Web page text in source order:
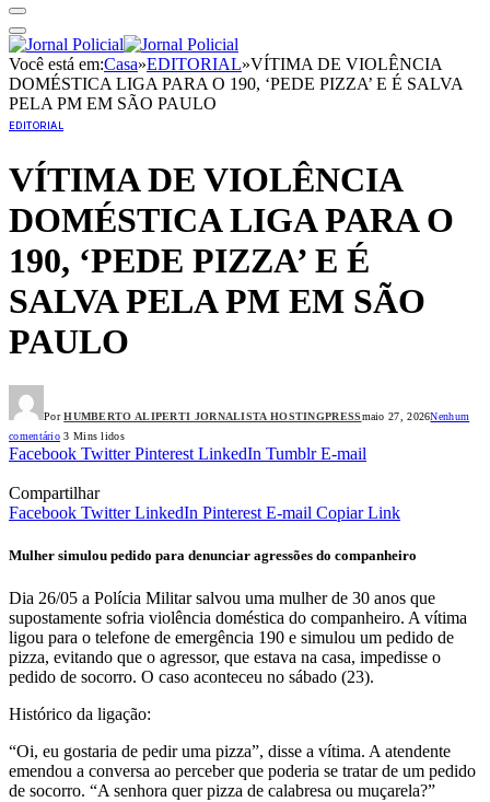
Você está em:Casa»EDITORIAL»VÍTIMA DE VIOLÊNCIA
DOMÉSTICA LIGA PARA O 190, ‘PEDE PIZZA’ E É SALVA
PELA PM EM SÃO PAULO
EDITORIAL
VÍTIMA DE VIOLÊNCIA
DOMÉSTICA LIGA PARA O
190, ‘PEDE PIZZA’ E É
SALVA PELA PM EM SÃO
PAULO
Por HUMBERTO ALIPERTI JORNALISTA HOSTINGPRESSmaio 27, 2026Nenhum
comentário 3 Mins lidos
Facebook Twitter Pinterest LinkedIn Tumblr E-mail
Compartilhar
Facebook Twitter LinkedIn Pinterest E-mail Copiar Link
Mulher simulou pedido para denunciar agressões do companheiro
Dia 26/05 a Polícia Militar salvou uma mulher de 30 anos que
supostamente sofria violência doméstica do companheiro. A vítima
ligou para o telefone de emergência 190 e simulou um pedido de
pizza, evitando que o agressor, que estava na casa, impedisse o
pedido de socorro. O caso aconteceu no sábado (23).
Histórico da ligação:
“Oi, eu gostaria de pedir uma pizza”, disse a vítima. A atendente
emendou a conversa ao perceber que poderia se tratar de um pedido
de socorro. “A senhora quer pizza de calabresa ou muçarela?”